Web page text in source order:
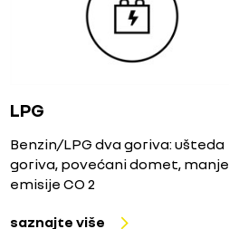
LPG
Benzin/LPG dva goriva: ušteda
goriva, povećani domet, manje
emisije CO 2
saznajte više